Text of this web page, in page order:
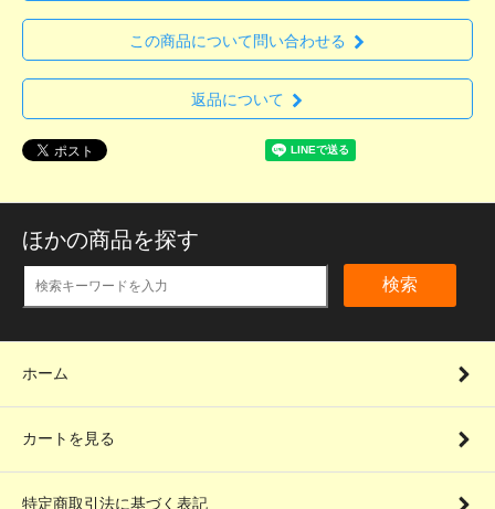
この商品について問い合わせる
返品について
ほかの商品を探す
検索
ホーム
カートを見る
特定商取引法に基づく表記